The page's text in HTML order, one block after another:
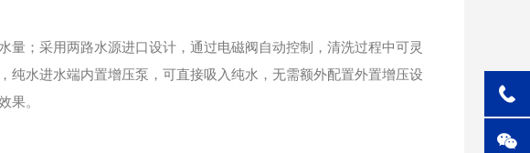
；采用两路水源进口设计，通过电磁阀自动控制，清洗过程中可灵
水进水端内置增压泵，可直接吸入纯水，无需额外配置外置增压设
果。